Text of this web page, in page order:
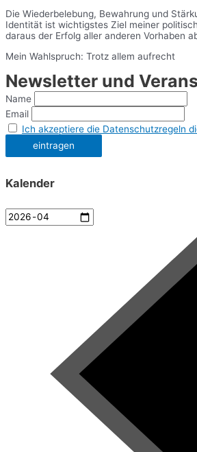
Die Wiederbelebung, Bewahrung und
Identität ist wichtigstes Ziel meiner
daraus der Erfolg aller anderen Vorhaben
Mein Wahlspruch: Trotz allem aufrecht
Newsletter und
Name
Email
Ich akzeptiere die Datenschutzregeln
Kalender